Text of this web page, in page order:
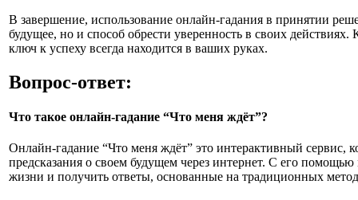
В завершение, использование онлайн-гадания в принятии
будущее, но и способ обрести уверенность в своих
ключ к успеху всегда находится в ваших руках.
Вопрос-ответ:
Что такое онлайн-гадание “Что меня ждёт”?
Онлайн-гадание “Что меня ждёт” это интерактивный сервис,
предсказания о своем будущем через интернет. С его
жизни и получить ответы, основанные на традиционных